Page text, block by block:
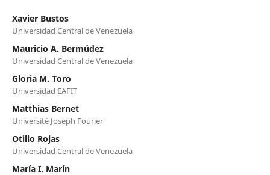
Xavier Bustos
Universidad Central de Venezuela
Mauricio A. Bermúdez
Universidad Central de Venezuela
Gloria M. Toro
Universidad EAFIT
Matthias Bernet
Université Joseph Fourier
Otilio Rojas
Universidad Central de Venezuela
María I. Marín